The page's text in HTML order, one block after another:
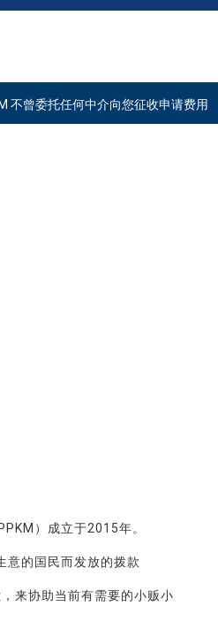
不曾委托任何中介向您征收申请费用
）成立于2015年。
意的国民而发放的拨款
来协助当前有需要的小贩小